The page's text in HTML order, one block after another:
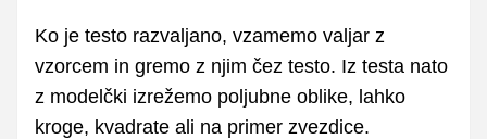
Ko je testo razvaljano, vzamemo valjar z
vzorcem in gremo z njim čez testo. Iz testa nato
z modelčki izrežemo poljubne oblike, lahko
kroge, kvadrate ali na primer zvezdice.